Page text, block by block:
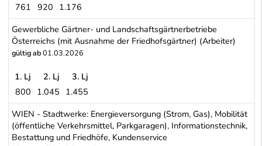
Friedhofsgärtnereigewerbe (Arbeiter)
761 920 1.176
Gewerbliche Gärtner- und Landschaftsgärtnerbetriebe
Österreichs (mit Ausnahme der Friedhofsgärtner) (Arbeiter)
gültig ab01.03.2026
Gewerbliche Gärtner- und Landschaftsgärtnerbetriebe
1. Lj 2. Lj
3. Lj
800 1.045 1.455
WIEN - Stadtwerke: Energieversorgung (Strom, Gas), Mobilität
(öffentliche Verkehrsmittel, Parkgaragen), Informationstechnik,
Bestattung und Friedhöfe, Kundenservice